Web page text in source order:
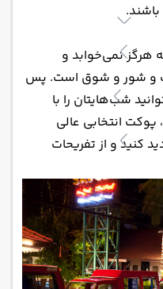
باشند.
هرگز نمی‌خوابد و
و شور و شوق است. پس
شب‌هایتان را با
پوکت انتخابی عالی
کنید و از تفریحات